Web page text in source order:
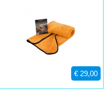
€ 29,00